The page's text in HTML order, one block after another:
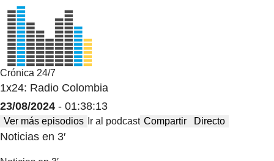
Crónica 24/7
1x24: Radio Colombia
23/08/2024 - 01:38:13
Ver más episodios Ir al podcast Compartir Directo
Noticias en 3′